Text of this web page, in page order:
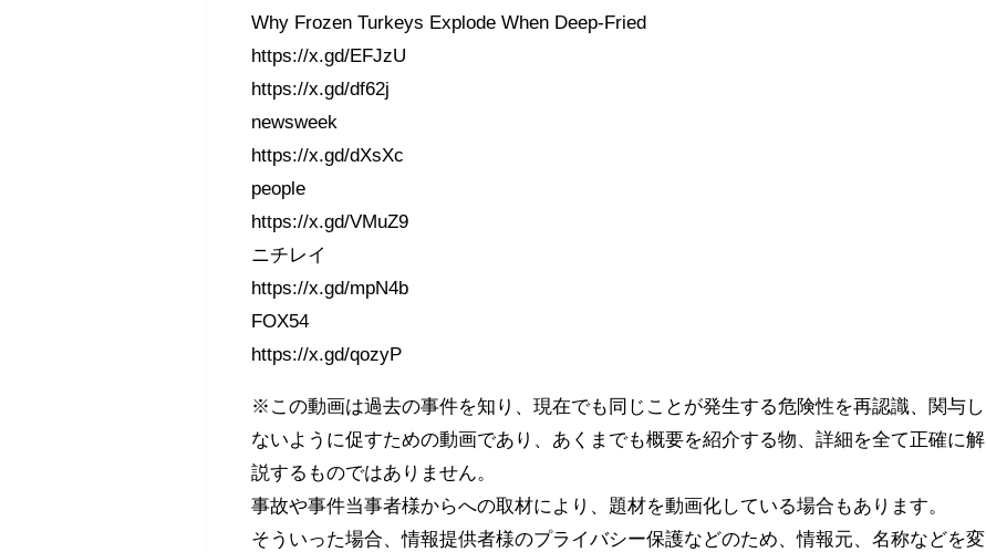
Why Frozen Turkeys Explode When Deep-Fried
https://x.gd/EFJzU
https://x.gd/df62j
newsweek
https://x.gd/dXsXc
people
https://x.gd/VMuZ9
ニチレイ
https://x.gd/mpN4b
FOX54
https://x.gd/qozyP
※この動画は過去の事件を知り、現在でも同じことが発生する危険性を再認識、関与し
ないように促すための動画であり、あくまでも概要を紹介する物、詳細を全て正確に解
説するものではありません。
事故や事件当事者様からへの取材により、題材を動画化している場合もあります。
そういった場合、情報提供者様のプライバシー保護などのため、情報元、名称などを変